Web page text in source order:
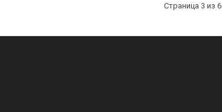
Страница 3 из 6